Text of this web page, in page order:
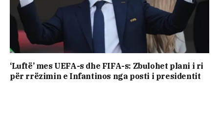
‘Luftë’ mes UEFA-s dhe FIFA-s: Zbulohet plani i ri
për rrëzimin e Infantinos nga posti i presidentit